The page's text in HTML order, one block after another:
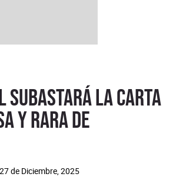
subastará la carta
y rara de
27 de Diciembre, 2025